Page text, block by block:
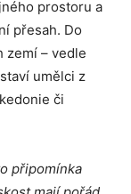
prostoru a
přesah. Do
zemí – vedle
umělci z
či
připomínka